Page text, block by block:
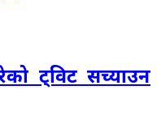
ट्विट सच्याउन